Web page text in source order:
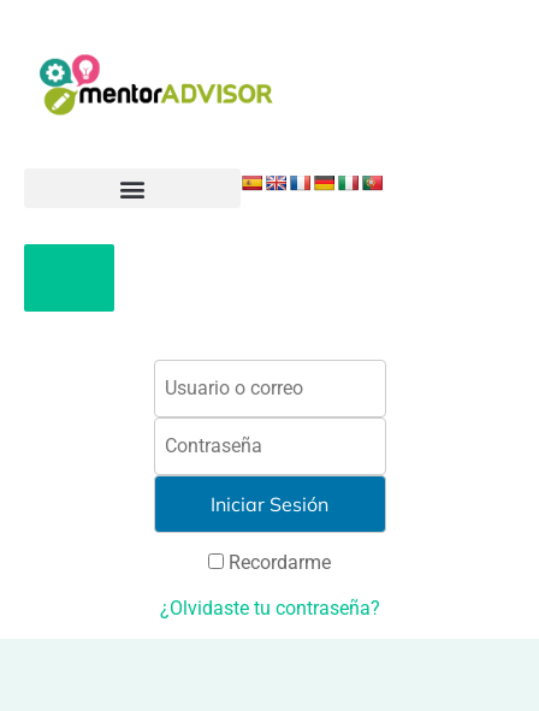
Recordarme
¿Olvidaste tu contraseña?